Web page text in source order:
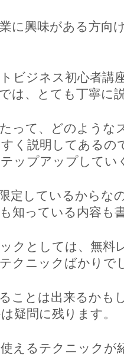
に興味がある方向
ビジネス初心者講
は、とても丁寧に
って、どのような
く説明してあるの
ップアップしてい
定しているからな
知っている内容も
クとしては、無料
クニックばかりで
ことは出来るかも
疑問に残ります。
えるテクニックが